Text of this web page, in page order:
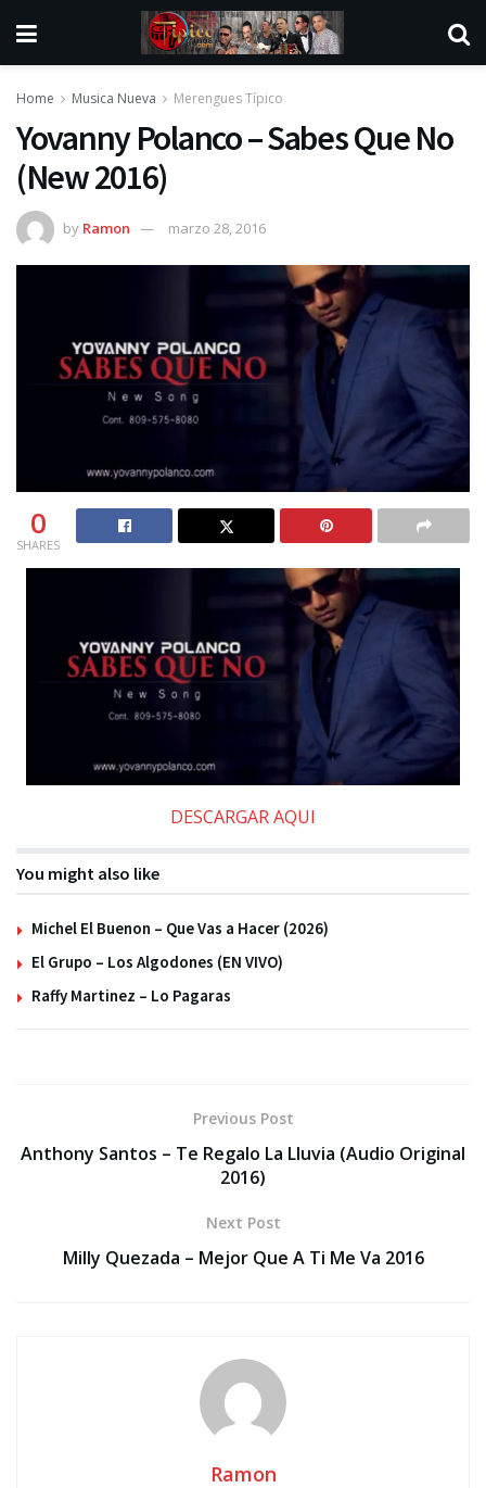
Home Musica Nueva Merengues Típico
Yovanny Polanco – Sabes Que No
(New 2016)
by Ramon marzo 28, 2016
0
SHARES
DESCARGAR AQUI
You might also like
Michel El Buenon – Que Vas a Hacer (2026)
El Grupo – Los Algodones (EN VIVO)
Raffy Martinez – Lo Pagaras
Previous Post
Anthony Santos – Te Regalo La Lluvia (Audio Original
2016)
Next Post
Milly Quezada – Mejor Que A Ti Me Va 2016
Ramon